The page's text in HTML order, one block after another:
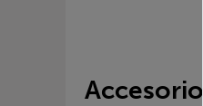
Accesorios